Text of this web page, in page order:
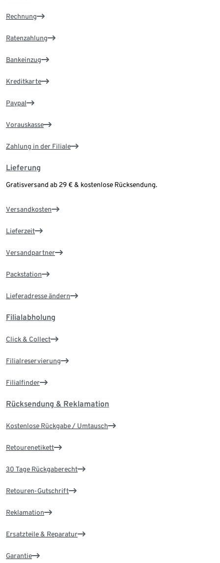
Rechnung
Ratenzahlung
Bankeinzug
Kreditkarte
Paypal
Vorauskasse
Zahlung in der Filiale
Lieferung
Gratisversand ab 29 € & kostenlose Rücksendung.
Versandkosten
Lieferzeit
Versandpartner
Packstation
Lieferadresse ändern
Filialabholung
Click & Collect
Filialreservierung
Filialfinder
Rücksendung & Reklamation
Kostenlose Rückgabe / Umtausch
Retourenetikett
30 Tage Rückgaberecht
Retouren-Gutschrift
Reklamation
Ersatzteile & Reparatur
Garantie